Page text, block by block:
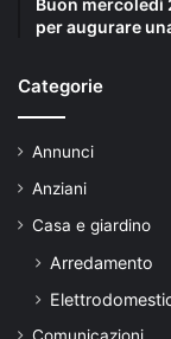
Buon mercoledì
per augurare
Categorie
Annunci
Anziani
Casa e giardino
Arredamento